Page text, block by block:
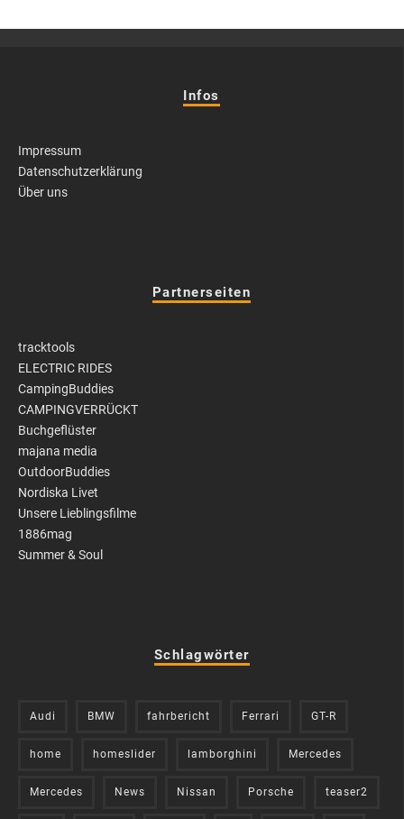
Infos
Impressum
Datenschutzerklärung
Über uns
Partnerseiten
tracktools
ELECTRIC RIDES
CampingBuddies
CAMPINGVERRÜCKT
Buchgeflüster
majana media
OutdoorBuddies
Nordiska Livet
Unsere Lieblingsfilme
1886mag
Summer & Soul
Schlagwörter
Audi BMW fahrbericht Ferrari GT-R
home homeslider lamborghini Mercedes
Mercedes News Nissan Porsche teaser2